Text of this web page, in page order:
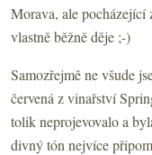
Morava, ale
vlastně běžně děje ;-)
Samozřejmě ne všude
červená z vinařství
tolik neprojevovalo a
divný tón nejvíce